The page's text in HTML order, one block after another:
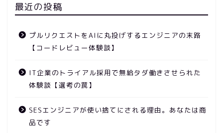
最近の投稿
プルリクエストをAIに丸投げするエンジニアの末路
【コードレビュー体験談】
IT企業のトライアル採用で無給タダ働きさせられた
体験談【選考の罠】
SESエンジニアが使い捨てにされる理由。あなたは商
品です